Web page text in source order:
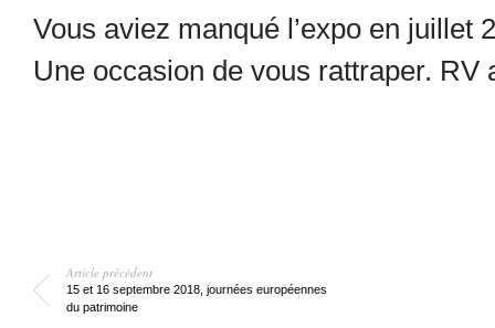
Vous aviez manqué l’expo en juillet
Une occasion de vous rattraper. RV
Article précédent
15 et 16 septembre 2018, journées européennes
du patrimoine